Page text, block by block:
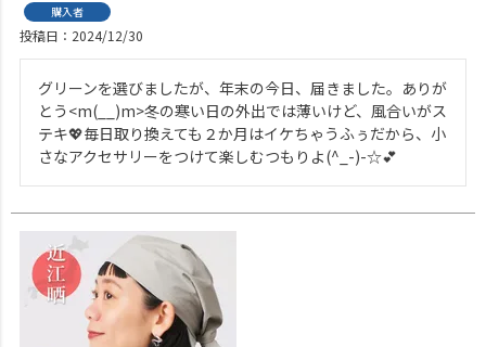
購入者
投稿日 2024/12/30
グリーンを選びましたが、年末の今日、届きました。ありが
とう<m(__)m>冬の寒い日の外出では薄いけど、風合いがス
テキ💖毎日取り換えても２か月はイケちゃうふぅだから、小
さなアクセサリーをつけて楽しむつもりよ(^_-)-☆💕